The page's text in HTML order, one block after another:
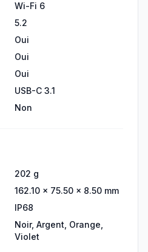
Wi-Fi 6
5.2
Oui
Oui
Oui
USB-C 3.1
Non
202 g
162.10 × 75.50 × 8.50 mm
IP68
Noir, Argent, Orange,
Violet